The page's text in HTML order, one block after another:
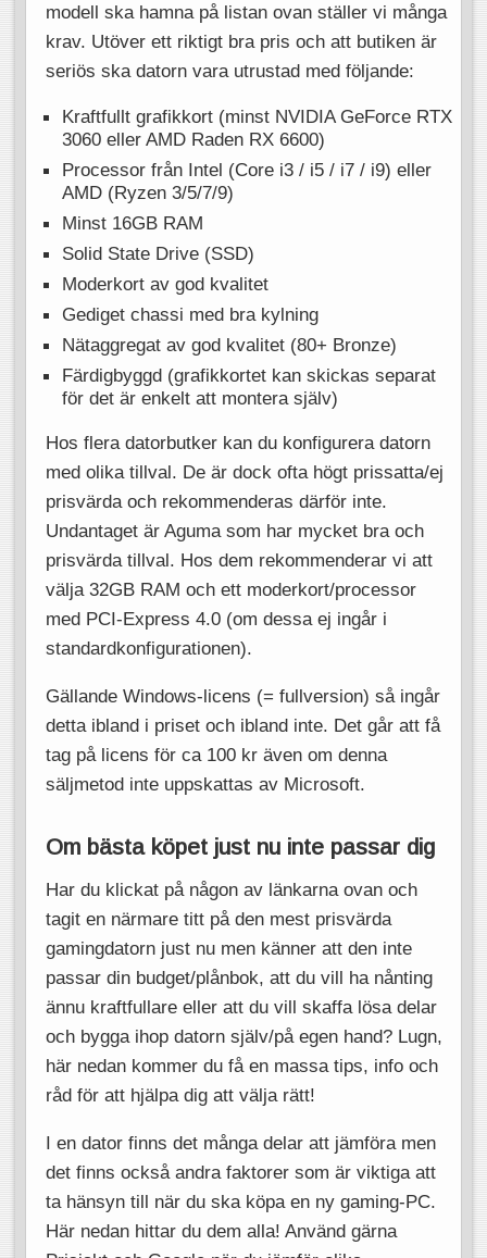
modell ska hamna på listan ovan ställer vi många
krav. Utöver ett riktigt bra pris och att butiken är
seriös ska datorn vara utrustad med följande:
Kraftfullt grafikkort (minst NVIDIA GeForce RTX
3060 eller AMD Raden RX 6600)
Processor från Intel (Core i3 / i5 / i7 / i9) eller
AMD (Ryzen 3/5/7/9)
Minst 16GB RAM
Solid State Drive (SSD)
Moderkort av god kvalitet
Gediget chassi med bra kylning
Nätaggregat av god kvalitet (80+ Bronze)
Färdigbyggd (grafikkortet kan skickas separat
för det är enkelt att montera själv)
Hos flera datorbutker kan du konfigurera datorn
med olika tillval. De är dock ofta högt prissatta/ej
prisvärda och rekommenderas därför inte.
Undantaget är Aguma som har mycket bra och
prisvärda tillval. Hos dem rekommenderar vi att
välja 32GB RAM och ett moderkort/processor
med PCI-Express 4.0 (om dessa ej ingår i
standardkonfigurationen).
Gällande Windows-licens (= fullversion) så ingår
detta ibland i priset och ibland inte. Det går att få
tag på licens för ca 100 kr även om denna
säljmetod inte uppskattas av Microsoft.
Om bästa köpet just nu inte passar dig
Har du klickat på någon av länkarna ovan och
tagit en närmare titt på den mest prisvärda
gamingdatorn just nu men känner att den inte
passar din budget/plånbok, att du vill ha nånting
ännu kraftfullare eller att du vill skaffa lösa delar
och bygga ihop datorn själv/på egen hand? Lugn,
här nedan kommer du få en massa tips, info och
råd för att hjälpa dig att välja rätt!
I en dator finns det många delar att jämföra men
det finns också andra faktorer som är viktiga att
ta hänsyn till när du ska köpa en ny gaming-PC.
Här nedan hittar du dem alla! Använd gärna